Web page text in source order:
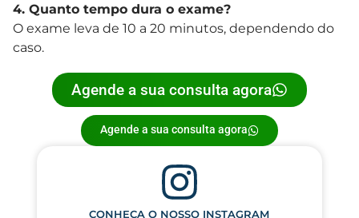
4. Quanto tempo dura o exame?
O exame leva de 10 a 20 minutos, dependendo do
caso.
Agende a sua consulta agora
Agende a sua consulta agora
CONHEÇA O NOSSO INSTAGRAM